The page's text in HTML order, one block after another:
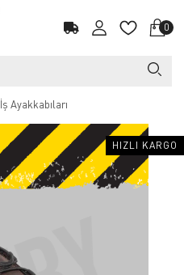
0
İş Ayakkabıları
HIZLI KARGO